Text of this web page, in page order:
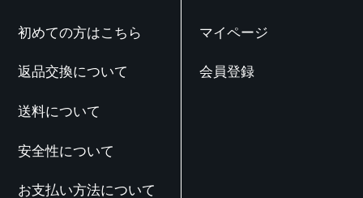
初めての方はこちら
返品交換について
送料について
安全性について
お支払い方法について
マイページ
会員登録